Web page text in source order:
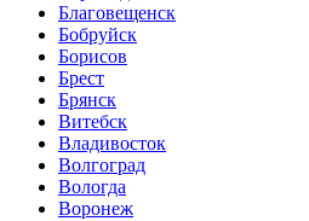
Благовещенск
Бобруйск
Борисов
Брест
Брянск
Витебск
Владивосток
Волгоград
Вологда
Воронеж